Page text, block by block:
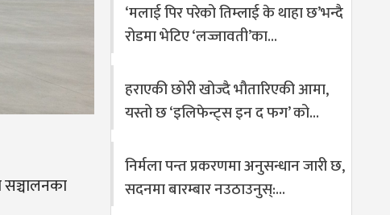
सञ्चालनका
‘मलाई पिर परेको तिम्लाई के थाहा छ’भन्दै
रोडमा भेटिए ‘लज्जावती’का…
हराएकी छोरी खोज्दै भौतारिएकी आमा,
यस्तो छ ‘इलिफेन्ट्स इन द फग’ को…
निर्मला पन्त प्रकरणमा अनुसन्धान जारी छ,
सदनमा बारम्बार नउठाउनुस्:…